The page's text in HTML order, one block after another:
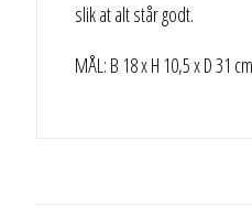
slik at alt står godt.
MÅL: B 18 x H 10,5 x D 31